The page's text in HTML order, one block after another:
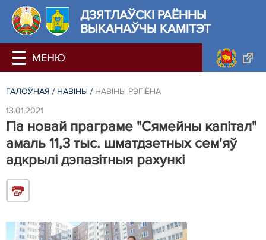
ДЗЯТЛАЎСКІ РАЁННЫ
ВЫКАНАЎЧЫ КАМІТЭТ
ГАЛОЎНАЯ / НАВIНЫ / НАВIНЫ РЭГIЁНА
13.01.2021
Па новай праграме "Сямейны капітал"
амаль 11,3 тыс. шматдзетных сем'яў
адкрылі дэпазітныя рахункі